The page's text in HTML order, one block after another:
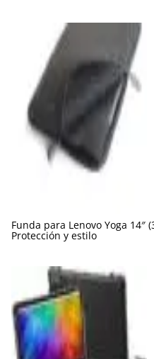
Funda para Lenovo Yoga 14″
Protección y estilo